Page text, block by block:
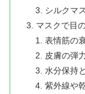
シルクマ
マスクで目
表情筋の
皮膚の弾
水分保持
紫外線や